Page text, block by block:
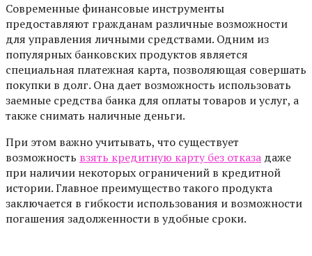
Современные финансовые инструменты
предоставляют гражданам различные возможности
для управления личными средствами. Одним из
популярных банковских продуктов является
специальная платежная карта, позволяющая совершать
покупки в долг. Она дает возможность использовать
заемные средства банка для оплаты товаров и услуг, а
также снимать наличные деньги.
При этом важно учитывать, что существует
возможность взять кредитную карту без отказа даже
при наличии некоторых ограничений в кредитной
истории. Главное преимущество такого продукта
заключается в гибкости использования и возможности
погашения задолженности в удобные сроки.